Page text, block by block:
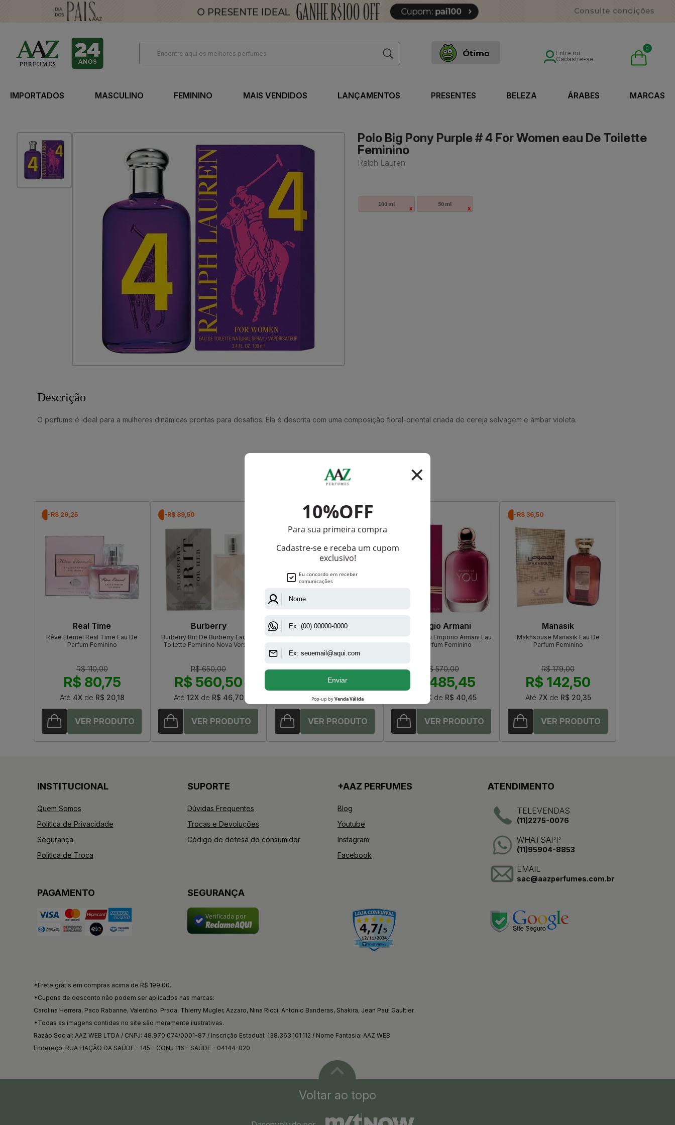
Entre ou
Cadastre-se
0
IMPORTADOS MASCULINO FEMININO MAIS VENDIDOS LANÇAMENTOS PRESENTES BELEZA ÁRABES MARCAS
Polo Big Pony Purple # 4 For Women eau De Toilette
Feminino
Ralph Lauren
100 ml 50 ml
Descrição
O perfume é ideal para a mulheres dinâmicas prontas para desafios. Ela é descrita com uma composição floral-oriental criada de cereja selvagem e âmbar violeta.
Que viu, viu também
-R$ 29,25
Real Time
Rêve Eternel Real Time Eau De
Parfum Feminino
R$ 110,00
R$ 80,75
Até 4Xde R$ 20,18
-R$ 89,50
Burberry
Burberry Brit De Burberry Eau De
Toilette Feminino Nova Versão
R$ 650,00
R$ 560,50
Até 12Xde R$ 46,70
-R$ 320,95
Burberry
R$ 890,00
R$ 569,05
12XdeR$ 47,42
Giorgio Armani
Power Of You Emporio Armani Eau
De Parfum Feminino
R$ 570,00
R$ 485,45
12Xde R$ 40,45
-R$ 36,50
Manasik
Makhsouse Manasik Eau De
Parfum Feminino
R$ 179,00
R$ 142,50
Até 7Xde R$ 20,35
INSTITUCIONAL
Quem Somos
Política de Privacidade
Segurança
Política de Troca
SUPORTE
Dúvidas Frequentes
Trocas e Devoluções
Código de defesa do consumidor
+AAZ PERFUMES
Blog
Youtube
Instagram
Facebook
ATENDIMENTO
TELEVENDAS
(11)2275-0076
WHATSAPP
(11)95904-8853
EMAIL
sac@aazperfumes.com.br
PAGAMENTO SEGURANÇA
Verificada por
*Frete grátis em compras acima de R$ 199,00.
*Cupons de desconto não podem ser aplicados nas marcas:
Carolina Herrera, Paco Rabanne, Valentino, Prada, Thierry Mugler, Azzaro, Nina Ricci, Antonio Banderas, Shakira, Jean Paul Gaultier.
*Todas as imagens contidas no site são meramente ilustrativas.
Razão Social: AAZ WEB LTDA / CNPJ: 48.970.074/0001-87 / Inscrição Estadual: 138.363.101.112 / Nome Fantasia: AAZ WEB
Endereço: RUA FIAÇÃO DA SAÚDE - 145 - CONJ 116 - SAÚDE - 04144-020
Voltar ao topo